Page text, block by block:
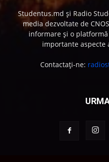
Studentus.md și Radio
media dezvoltate de
informare și o
importante aspecte
Contactați-ne: